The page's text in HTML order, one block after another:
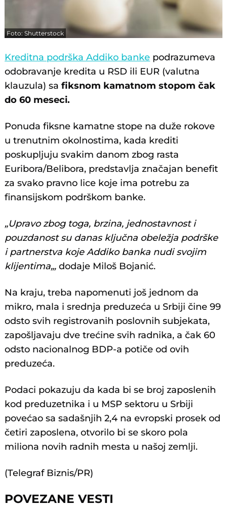
Foto: Shutterstock
Kreditna podrška Addiko banke podrazumeva
odobravanje kredita u RSD ili EUR (valutna
klauzula) sa fiksnom kamatnom stopom čak
do 60 meseci.
Ponuda fiksne kamatne stope na duže rokove
u trenutnim okolnostima, kada krediti
poskupljuju svakim danom zbog rasta
Euribora/Belibora, predstavlja značajan benefit
za svako pravno lice koje ima potrebu za
finansijskom podrškom banke.
„Upravo zbog toga, brzina, jednostavnost i
pouzdanost su danas ključna obeležja podrške
i partnerstva koje Addiko banka nudi svojim
klijentima„,dodaje Miloš Bojanić.
Na kraju, treba napomenuti još jednom da
mikro, mala i srednja preduzeća u Srbiji čine 99
odsto svih registrovanih poslovnih subjekata,
zapošljavaju dve trećine svih radnika, a čak 60
odsto nacionalnog BDP-a potiče od ovih
preduzeća.
Podaci pokazuju da kada bi se broj zaposlenih
kod preduzetnika i u MSP sektoru u Srbiji
povećao sa sadašnjih 2,4 na evropski prosek od
četiri zaposlena, otvorilo bi se skoro pola
miliona novih radnih mesta u našoj zemlji.
(Telegraf Biznis/PR)
POVEZANE VESTI